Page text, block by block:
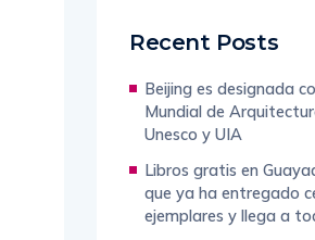
Recent Posts
Beijing es designada
Mundial de
Unesco y UIA
Libros gratis en
que ya ha entregado
ejemplares y llega a